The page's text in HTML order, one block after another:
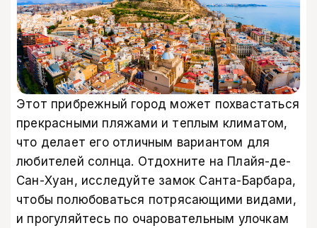
Этот прибрежный город может похвастаться
прекрасными пляжами и теплым климатом,
что делает его отличным вариантом для
любителей солнца. Отдохните на Плайя-де-
Сан-Хуан, исследуйте замок Санта-Барбара,
чтобы полюбоваться потрясающими видами,
и прогуляйтесь по очаровательным улочкам